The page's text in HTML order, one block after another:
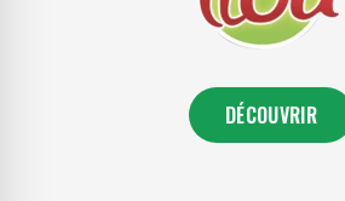
DÉCOUVRIR